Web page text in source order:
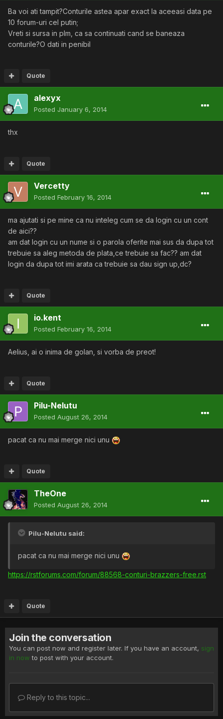
Ba voi ati tampit?Conturile astea apar exact la aceeasi data pe
10 forum-uri cel putin;
Vreti si sursa in plm, ca sa continuati cand se baneaza
conturile?O dati in penibil
Quote
alexyx
Posted January 6, 2014
thx
Quote
Vercetty
Posted February 16, 2014
ma ajutati si pe mine ca nu inteleg cum se da login cu un cont
de aici??
am dat login cu un nume si o parola oferite mai sus da dupa tot
trebuie sa aleg metoda de plata,ce trebuie sa fac?? am dat
login da dupa tot imi arata ca trebuie sa dau sign up,dc?
Quote
io.kent
Posted February 16, 2014
Aelius, ai o inima de golan, si vorba de preot!
Quote
Pilu-Nelutu
Posted August 26, 2014
pacat ca nu mai merge nici unu
Quote
TheOne
Posted August 26, 2014
Pilu-Nelutu said:
pacat ca nu mai merge nici unu
https://rstforums.com/forum/88568-conturi-brazzers-free.rst
Quote
Join the conversation
You can post now and register later. If you have an account, sign
in now to post with your account.
Reply to this topic...